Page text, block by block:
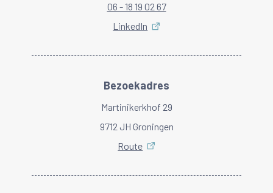
06 - 18 19 02 67
LinkedIn
Bezoekadres
Martinikerkhof 29
9712 JH Groningen
Route